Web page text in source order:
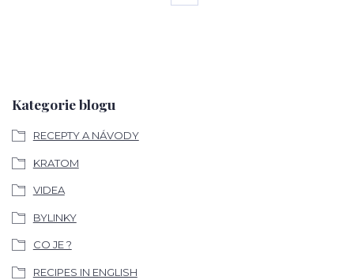
Kategorie blogu
RECEPTY A NÁVODY
KRATOM
VIDEA
BYLINKY
CO JE ?
RECIPES IN ENGLISH